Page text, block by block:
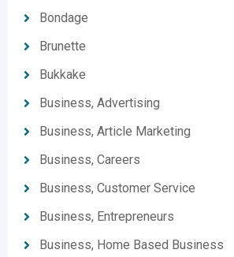
Bondage
Brunette
Bukkake
Business, Advertising
Business, Article Marketing
Business, Careers
Business, Customer Service
Business, Entrepreneurs
Business, Home Based Business